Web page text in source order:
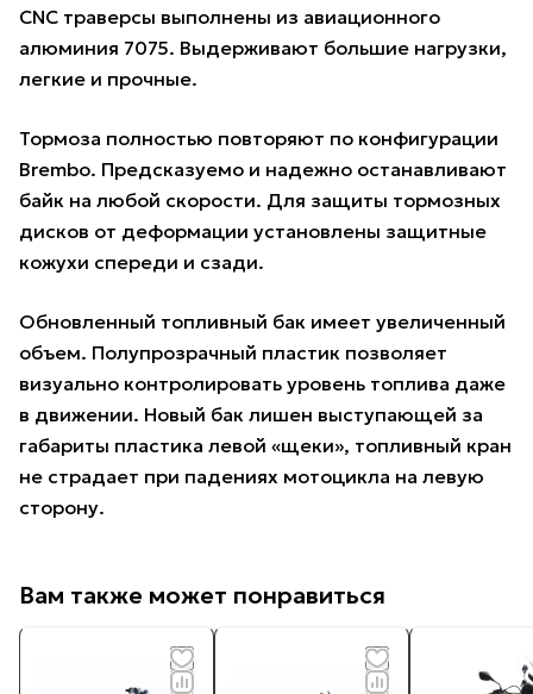
CNC траверсы выполнены из авиационного
алюминия 7075. Выдерживают большие нагрузки,
легкие и прочные.
Тормоза полностью повторяют по конфигурации
Brembo. Предсказуемо и надежно останавливают
байк на любой скорости. Для защиты тормозных
дисков от деформации установлены защитные
кожухи спереди и сзади.
Обновленный топливный бак имеет увеличенный
объем. Полупрозрачный пластик позволяет
визуально контролировать уровень топлива даже
в движении. Новый бак лишен выступающей за
габариты пластика левой «щеки», топливный кран
не страдает при падениях мотоцикла на левую
сторону.
Вам также может понравиться